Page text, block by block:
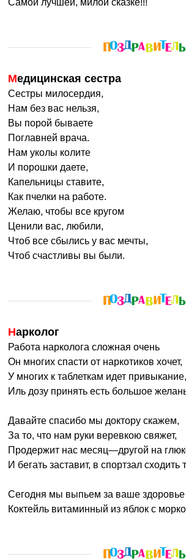
Самой лучшей, милой сказке!!!
Медицинская сестра
Сестры милосердия,
Нам без вас нельзя,
Вы порой бываете
Поглавней врача.
Нам уколы колите
И порошки даете,
Капельницы ставите,
Как пчелки на работе.
Желаю, чтобы все кругом
Ценили вас, любили,
Чтоб все сбылись у вас мечты,
Чтоб счастливы вы были.
Нарколог
Работа нарколога сложная очень
Он многих спасти от наркотиков хочет,
У многих к таблеткам идет привыкание,
Иль дозу принять есть большое
Давайте спасибо мы доктору скажем,
За то, что нам руки веревкою свяжет,
Продержит нас месяц—другой на
И бегать заставит, в спортзал сходить
Сегодня мы выпьем за ваше здоровье
Коктейль витаминный из яблок с